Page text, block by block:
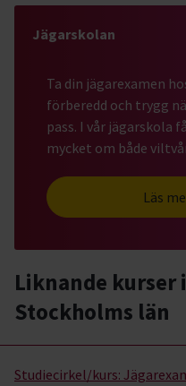
Jägarskolan
Ta din jägarexamen
förberedd och trygg
pass. I vår jägarskola
mycket om både
Läs
Liknande kurser
Stockholms län
Studiecirkel/kurs: